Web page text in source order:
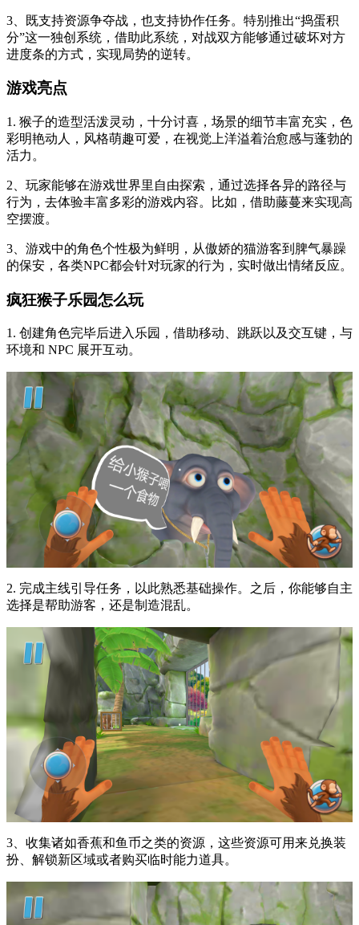
3、既支持资源争夺战，也支持协作任务。特别推出“捣蛋积
分”这一独创系统，借助此系统，对战双方能够通过破坏对方
进度条的方式，实现局势的逆转。
游戏亮点
1. 猴子的造型活泼灵动，十分讨喜，场景的细节丰富充实，色
彩明艳动人，风格萌趣可爱，在视觉上洋溢着治愈感与蓬勃的
活力。
2、玩家能够在游戏世界里自由探索，通过选择各异的路径与
行为，去体验丰富多彩的游戏内容。比如，借助藤蔓来实现高
空摆渡。
3、游戏中的角色个性极为鲜明，从傲娇的猫游客到脾气暴躁
的保安，各类NPC都会针对玩家的行为，实时做出情绪反应。
疯狂猴子乐园怎么玩
1. 创建角色完毕后进入乐园，借助移动、跳跃以及交互键，与
环境和 NPC 展开互动。
2. 完成主线引导任务，以此熟悉基础操作。之后，你能够自主
选择是帮助游客，还是制造混乱。
3、收集诸如香蕉和鱼币之类的资源，这些资源可用来兑换装
扮、解锁新区域或者购买临时能力道具。